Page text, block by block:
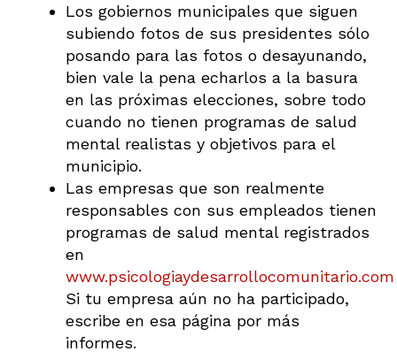
Los gobiernos municipales que siguen
subiendo fotos de sus presidentes sólo
posando para las fotos o desayunando,
bien vale la pena echarlos a la basura
en las próximas elecciones, sobre todo
cuando no tienen programas de salud
mental realistas y objetivos para el
municipio.
Las empresas que son realmente
responsables con sus empleados tienen
programas de salud mental registrados
en
www.psicologiaydesarrollocomunitario.com
Si tu empresa aún no ha participado,
escribe en esa página por más
informes.